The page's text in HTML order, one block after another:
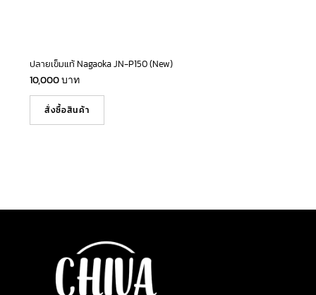
ปลายเข็มแท้ Nagaoka JN-P150 (New)
10,000บาท
สั่งซื้อสินค้า